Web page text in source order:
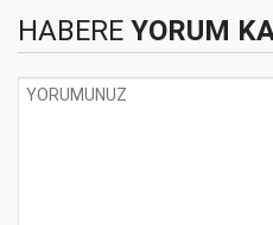
HABERE YORUM